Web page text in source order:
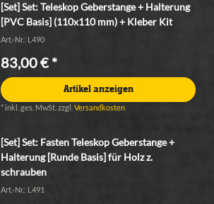
[Set] Set: Teleskop Geberstange + Halterung
[PVC Basis] (110x110 mm) + Kleber Kit
Art.-Nr.: L490
83,00 € *
Artikel anzeigen
* inkl. ges. MwSt. zzgl.Versandkosten
[Set] Set: Fasten Teleskop Geberstange +
Halterung [Runde Basis] für Holz z.
schrauben
Art.-Nr.: L491